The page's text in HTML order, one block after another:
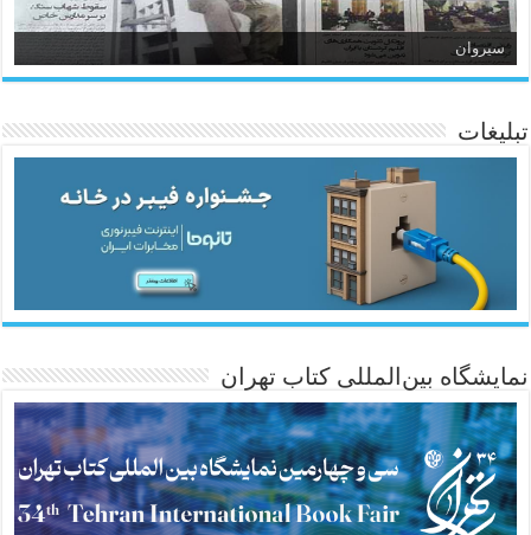
سیروان
ئاژانسی هەواڵی مێهر
تبلیغات
نمایشگاه بین‌المللی کتاب تهران